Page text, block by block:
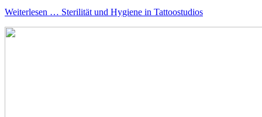
Weiterlesen … Sterilität und Hygiene in Tattoostudios